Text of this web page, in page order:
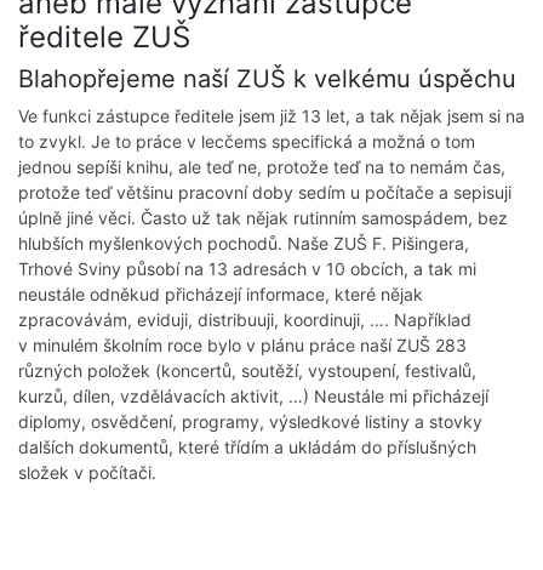
ředitele ZUŠ
Blahopřejeme naší ZUŠ k velkému úspěchu
Ve funkci zástupce ředitele jsem již 13 let, a tak nějak jsem si na
to zvykl. Je to práce v lecčems specifická a možná o tom
jednou sepíši knihu, ale teď ne, protože teď na to nemám čas,
protože teď většinu pracovní doby sedím u počítače a sepisuji
úplně jiné věci. Často už tak nějak rutinním samospádem, bez
hlubších myšlenkových pochodů. Naše ZUŠ F. Pišingera,
Trhové Sviny působí na 13 adresách v 10 obcích, a tak mi
neustále odněkud přicházejí informace, které nějak
zpracovávám, eviduji, distribuuji, koordinuji, …. Například
v minulém školním roce bylo v plánu práce naší ZUŠ 283
různých položek (koncertů, soutěží, vystoupení, festivalů,
kurzů, dílen, vzdělávacích aktivit, …) Neustále mi přicházejí
diplomy, osvědčení, programy, výsledkové listiny a stovky
dalších dokumentů, které třídím a ukládám do příslušných
složek v počítači.